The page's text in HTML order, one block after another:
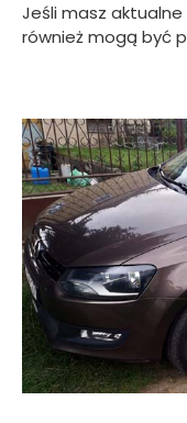
Jeśli masz
również mogą być